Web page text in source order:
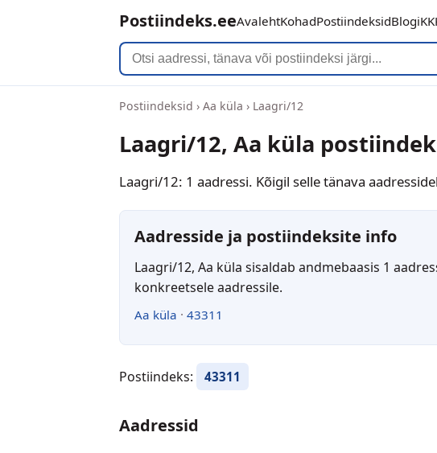
Postiindeks.eeAvalehtKohadPostiindeksidBlogi
Postiindeksid › Aa küla › Laagri/12
Laagri/12, Aa küla
Laagri/12: 1 aadressi. Kõigil selle tänava
Aadresside ja postiindeksite info
Laagri/12, Aa küla sisaldab andmebaasis 1
konkreetsele aadressile.
Aa küla · 43311
Postiindeks: 43311
Aadressid